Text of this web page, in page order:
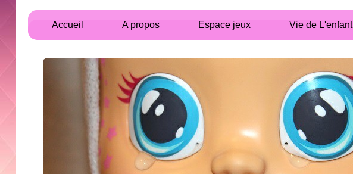
Accueil A propos Espace jeux Vie de L'enfant